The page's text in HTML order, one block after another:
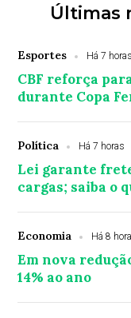
Últimas
Esportes Há 7 horas
CBF reforça
durante Copa
Política Há 7 horas
Lei garante
cargas; saiba o
Economia Há 8
Em nova
14% ao ano